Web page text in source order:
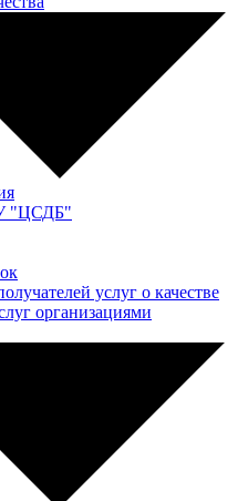
"ЦСДБ"
услуг о качестве
организациями